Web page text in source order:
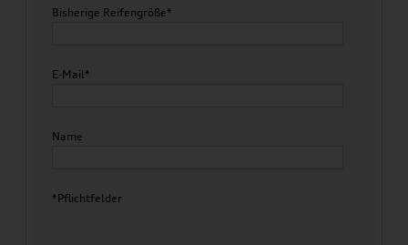
Bisherige Reifengröße*
E-Mail*
Name
*Pflichtfelder